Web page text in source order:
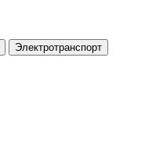
Электротранспорт